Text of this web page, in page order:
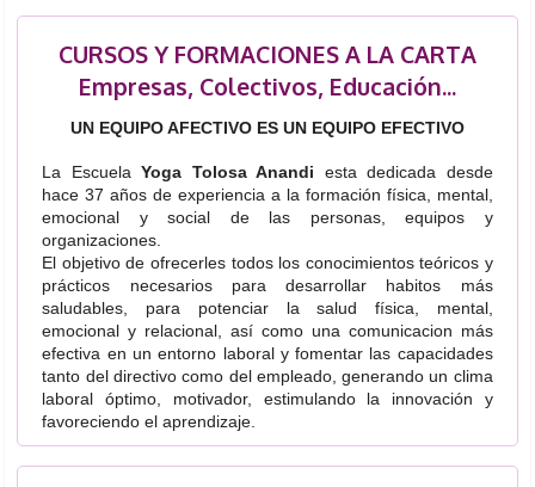
CURSOS Y FORMACIONES A LA CARTA
Empresas, Colectivos, Educación...
UN EQUIPO AFECTIVO ES UN EQUIPO EFECTIVO
La EscuelaYoga Tolosa Anandi esta dedicada desde
hace 37 años de experiencia a la formación física, mental,
emocional y social de las personas, equipos y
organizaciones.
El objetivo de ofrecerles todos los conocimientos teóricos y
prácticos necesarios para desarrollar habitos más
saludables, para potenciar la salud física, mental,
emocional y relacional, así como una comunicacion más
efectiva en un entorno laboral y fomentar las capacidades
tanto del directivo como del empleado, generando un clima
laboral óptimo, motivador, estimulando la innovación y
favoreciendo el aprendizaje.